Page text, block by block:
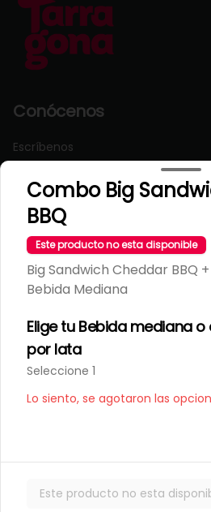
Conócenos
Escríbenos
Términos y condiciones
Política de privacidad
Redes sociales
Instagram
Mi cuenta
Combo Big
BBQ
Este producto no esta disponible
Big Sandwich Cheddar BBQ
Bebida Mediana
Elige tu Bebida mediana
por lata
Seleccione 1
Lo siento, se agotaron las
Este producto no esta